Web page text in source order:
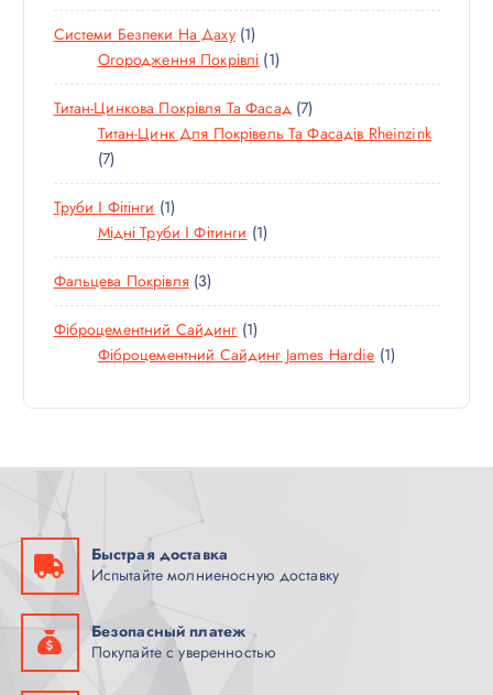
В
И
В
А
Р
И
Т
О
В
А
Р
Системи Безпеки На Даху 11
Т
О
В
А
Огородження Покрівлі 11
Т
О
В
Р
Титан-Цинкова Покрівля Та Фасад 77
Т
В
І
Титан-Цинк Для Покрівель Та Фасадів Rheinzink
77
Т
О
В
А
Р
І
В
Труби І Фітінги 11
Т
О
В
А
Р
Мідні Труби І Фітинги 11
Т
В
Р
Фальцева Покрівля 33
Т
О
В
Р
Фіброцементний Сайдинг 11
Т
В
Фіброцементний Сайдинг James Hardie 11
О
Быстрая доставка
Испытайте молниеносную доставку
Безопасный платеж
Покупайте с уверенностью